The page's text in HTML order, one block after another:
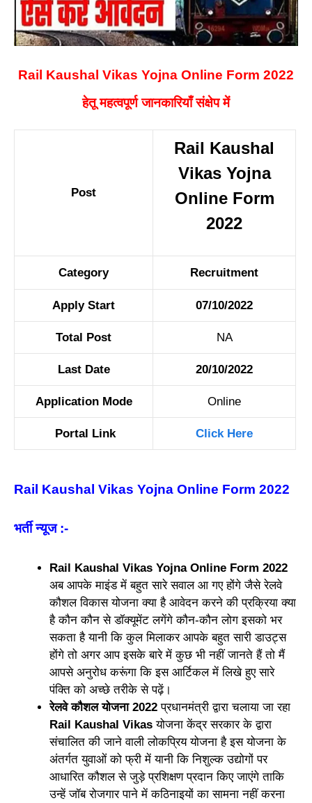
Rail Kaushal Vikas Yojna Online Form 2022
हेतू महत्वपूर्ण जानकारियाँ संक्षेप में
Post
Rail Kaushal
Vikas Yojna
Online Form
2022
Category Recruitment
Apply Start 07/10/2022
Total Post NA
Last Date 20/10/2022
Application Mode Online
Portal Link Click Here
Rail Kaushal Vikas Yojna Online Form 2022
भर्ती न्यूज:-
Rail Kaushal Vikas Yojna Online Form 2022
अब आपके माइंड में बहुत सारे सवाल आ गए होंगे जैसे रेलवे
कौशल विकास योजना क्या है आवेदन करने की प्रक्रिया क्या
है कौन कौन से डॉक्यूमेंट लगेंगे कौन-कौन लोग इसको भर
सकता है यानी कि कुल मिलाकर आपके बहुत सारी डाउट्स
होंगे तो अगर आप इसके बारे में कुछ भी नहीं जानते हैं तो मैं
आपसे अनुरोध करूंगा कि इस आर्टिकल में लिखे हुए सारे
पंक्ति को अच्छे तरीके से पढ़ें।
रेलवे कौशल योजना 2022 प्रधानमंत्री द्वारा चलाया जा रहा
Rail Kaushal Vikas योजना केंद्र सरकार के द्वारा
संचालित की जाने वाली लोकप्रिय योजना है इस योजना के
अंतर्गत युवाओं को फ्री में यानी कि निशुल्क उद्योगों पर
आधारित कौशल से जुड़े प्रशिक्षण प्रदान किए जाएंगे ताकि
उन्हें जॉब रोजगार पाने में कठिनाइयों का सामना नहीं करना